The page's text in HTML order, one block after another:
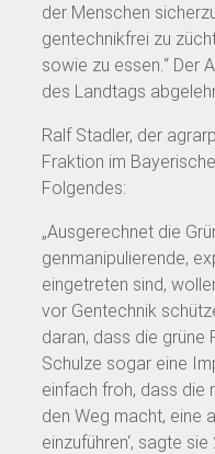
der Menschen
gentechnikfrei zu
sowie zu essen.“ Der
des Landtags
Ralf Stadler, der
Fraktion im
Folgendes:
„Ausgerechnet die
genmanipulierende,
eingetreten sind,
vor Gentechnik
daran, dass die grüne
Schulze sogar eine
einfach froh, dass die
den Weg macht, eine
einzuführen‘, sagte